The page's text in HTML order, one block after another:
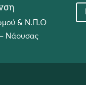
& Ν.Π.Ο
Νάουσας